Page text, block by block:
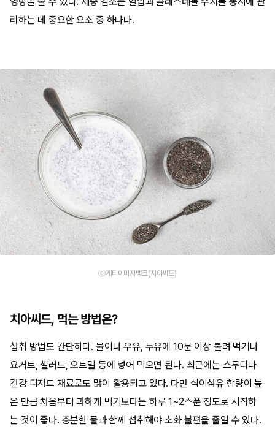
리하는 데 중요한 요소 중 하나다.
ⓒ게티이미지뱅크(치아씨드)
치아씨드, 먹는 방법은?
섭취 방법도 간단하다. 물이나 우유, 두유에 10분 이상 불려 먹거나
요거트, 샐러드, 오트밀 등에 넣어 먹으면 된다. 최근에는 스무디나
건강 디저트 재료로도 많이 활용되고 있다. 다만 식이섬유 함량이 높
은 만큼 처음부터 과하게 먹기보다는 하루 1~2스푼 정도로 시작하
는 것이 좋다. 충분한 물과 함께 섭취해야 소화 불편을 줄일 수 있다.